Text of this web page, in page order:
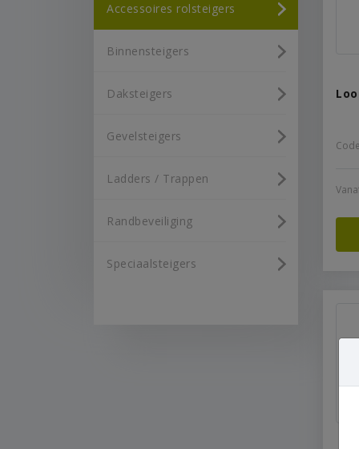
Accessoires rolsteigers
Binnensteigers
Daksteigers
Gevelsteigers
Ladders / Trappen
Randbeveiliging
Speciaalsteigers